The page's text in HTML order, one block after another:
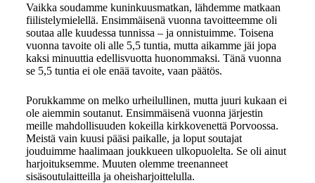
Vaikka soudamme kuninkuusmatkan, lähdemme matkaan
fiilistelymielellä. Ensimmäisenä vuonna tavoitteemme oli
soutaa alle kuudessa tunnissa – ja onnistuimme. Toisena
vuonna tavoite oli alle 5,5 tuntia, mutta aikamme jäi jopa
kaksi minuuttia edellisvuotta huonommaksi. Tänä vuonna
se 5,5 tuntia ei ole enää tavoite, vaan päätös.
Porukkamme on melko urheilullinen, mutta juuri kukaan ei
ole aiemmin soutanut. Ensimmäisenä vuonna järjestin
meille mahdollisuuden kokeilla kirkkovenettä Porvoossa.
Meistä vain kuusi pääsi paikalle, ja loput soutajat
jouduimme haalimaan joukkueen ulkopuolelta. Se oli ainut
harjoituksemme. Muuten olemme treenanneet
sisäsoutulaitteilla ja oheisharjoittelulla.